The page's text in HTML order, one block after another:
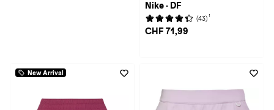
Nike · DF
(43) 1
CHF 71,99
New Arrival